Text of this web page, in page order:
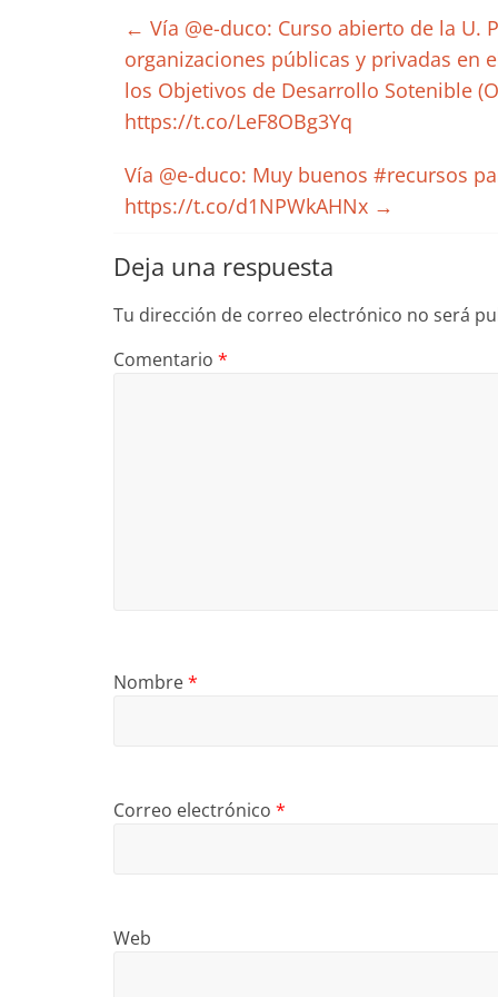
← Vía @e-duco: Curso abierto de la
organizaciones públicas y privadas en
los Objetivos de Desarrollo Sotenible
https://t.co/LeF8OBg3Yq
Vía @e-duco: Muy buenos #recursos
https://t.co/d1NPWkAHNx →
Deja una respuesta
Tu dirección de correo electrónico no será
Comentario *
Nombre*
Correo electrónico *
Web